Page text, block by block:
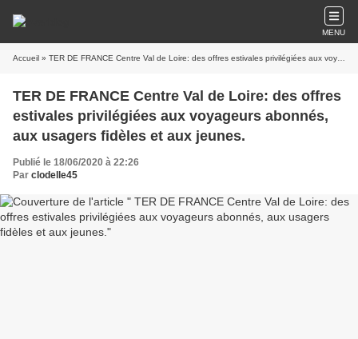
MENU
Accueil » TER DE FRANCE Centre Val de Loire: des offres estivales privilégiées aux voyageurs abonnés, aux usagers fidèles et aux jeunes.
TER DE FRANCE Centre Val de Loire: des offres
estivales privilégiées aux voyageurs abonnés,
aux usagers fidèles et aux jeunes.
Publié le 18/06/2020 à 22:26
Par clodelle45